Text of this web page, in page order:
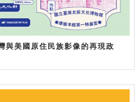
與美國原住民族影像的再現政